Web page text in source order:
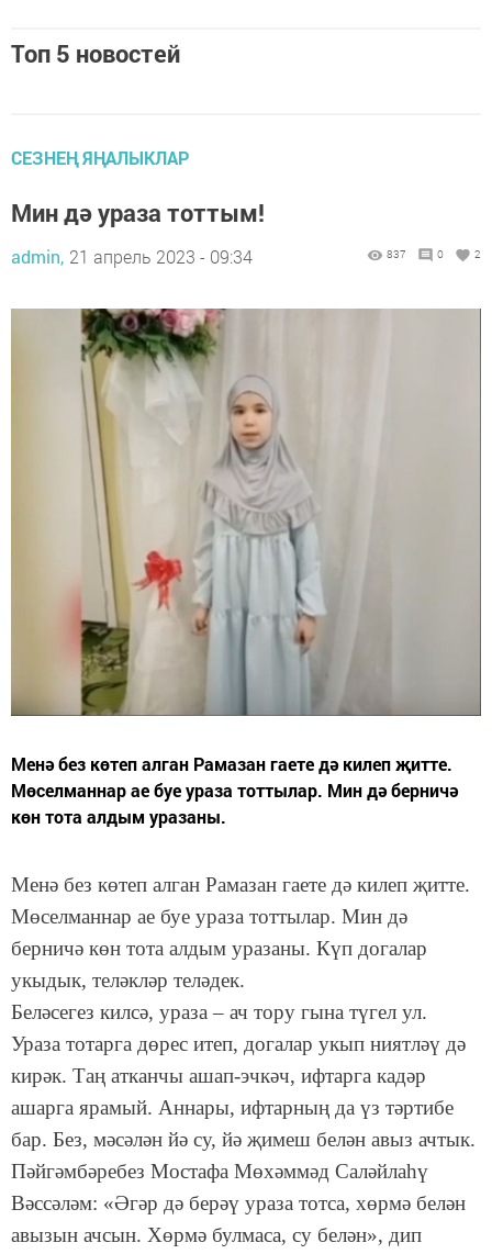
Топ 5 новостей
СЕЗНЕҢ ЯҢАЛЫКЛАР
Мин дә ураза тоттым!
admin, 21 апрель 2023 - 09:34 837 0 2
Менә без көтеп алган Рамазан гаете дә килеп җитте.
Мөселманнар ае буе ураза тоттылар. Мин дә берничә
көн тота алдым уразаны.
Менә без көтеп алган Рамазан гаете дә килеп җитте.
Мөселманнар ае буе ураза тоттылар. Мин дә
берничә көн тота алдым уразаны. Күп догалар
укыдык, теләкләр теләдек.
Беләсегез килсә, ураза – ач тору гына түгел ул.
Ураза тотарга дөрес итеп, догалар укып ниятләү дә
кирәк. Таң атканчы ашап-эчкәч, ифтарга кадәр
ашарга ярамый. Аннары, ифтарның да үз тәртибе
бар. Без, мәсәлән йә су, йә җимеш белән авыз ачтык.
Пәйгәмбәребез Мостафа Мөхәммәд Саләйлаһү
Вәссәләм: «Әгәр дә берәү ураза тотса, хөрмә белән
авызын ачсын. Хөрмә булмаса, су белән», дип